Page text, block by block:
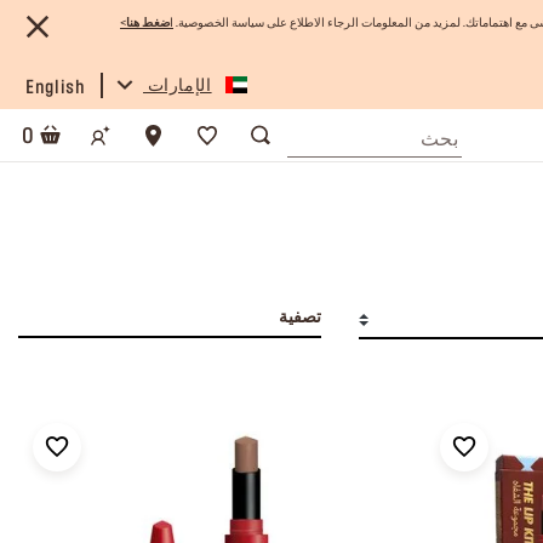
اهتماماتك. لمزيد من المعلومات الرجاء الاطلاع على سياسة الخصوصية. ضغط هنا >
الإمارات English
0
تصفية